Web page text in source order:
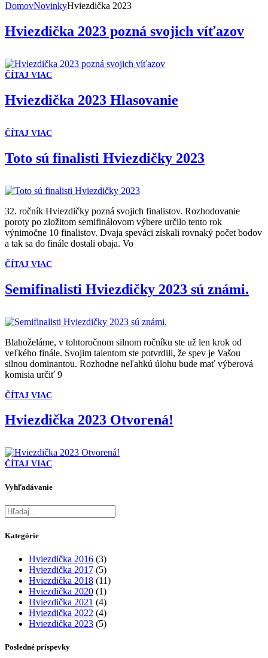
DomovNovinkyHviezdička 2023
Hviezdička 2023 pozná svojich víťazov
ČÍTAJ VIAC
Hviezdička 2023 Hlasovanie
ČÍTAJ VIAC
Toto sú finalisti Hviezdičky 2023
32. ročník Hviezdičky pozná svojich finalistov. Rozhodovanie
poroty po zložitom semifinálovom výbere určilo tento rok
výnimočne 10 finalistov. Dvaja speváci získali rovnaký počet bodov
a tak sa do finále dostali obaja. Vo
ČÍTAJ VIAC
Semifinalisti Hviezdičky 2023 sú známi.
Blahoželáme, v tohtoročnom silnom ročníku ste už len krok od
veľkého finále. Svojim talentom ste potvrdili, že spev je Vašou
silnou dominantou. Rozhodne neľahkú úlohu bude mať výberová
komisia určiť 9
ČÍTAJ VIAC
Hviezdička 2023 Otvorená!
ČÍTAJ VIAC
Vyhľadávanie
Kategórie
Hviezdička 2016 (3)
Hviezdička 2017 (5)
Hviezdička 2018 (11)
Hviezdička 2020 (1)
Hviezdička 2021 (4)
Hviezdička 2022 (4)
Hviezdička 2023 (5)
Posledné príspevky